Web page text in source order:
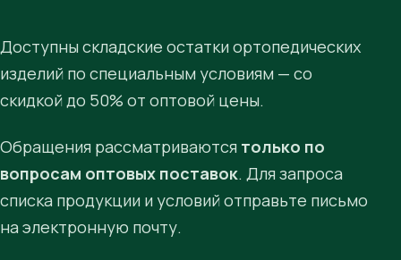
Доступны складские остатки ортопедических
изделий по специальным условиям — со
скидкой до 50% от оптовой цены.
Обращения рассматриваются только по
вопросам оптовых поставок. Для запроса
списка продукции и условий отправьте письмо
на электронную почту.